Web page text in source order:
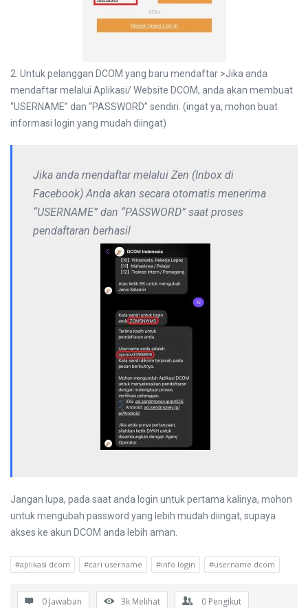
2. Untuk pelanggan DCOM yang baru mendaftar >Jika anda
mendaftar melalui Aplikasi/ Website DCOM, anda akan membuat
“USERNAME” dan “PASSWORD” sendiri. (ingat ya, mohon buat
informasi login yang mudah diingat)
Jika anda mendaftar melalui Zen (Inbox di
Facebook) Anda akan secara otomatis menerima
“USERNAME” dan “PASSWORD” saat proses
pendaftaran berhasil
Jangan lupa, pada saat anda login untuk pertama kalinya, mohon
untuk mengubah password yang lebih mudah diingat, supaya
akses ke akun DCOM anda lebih aman.
#aplikasi dcom #cari username #info login #username dcom
0 Jawaban 3k Melihat 0 Pengikut